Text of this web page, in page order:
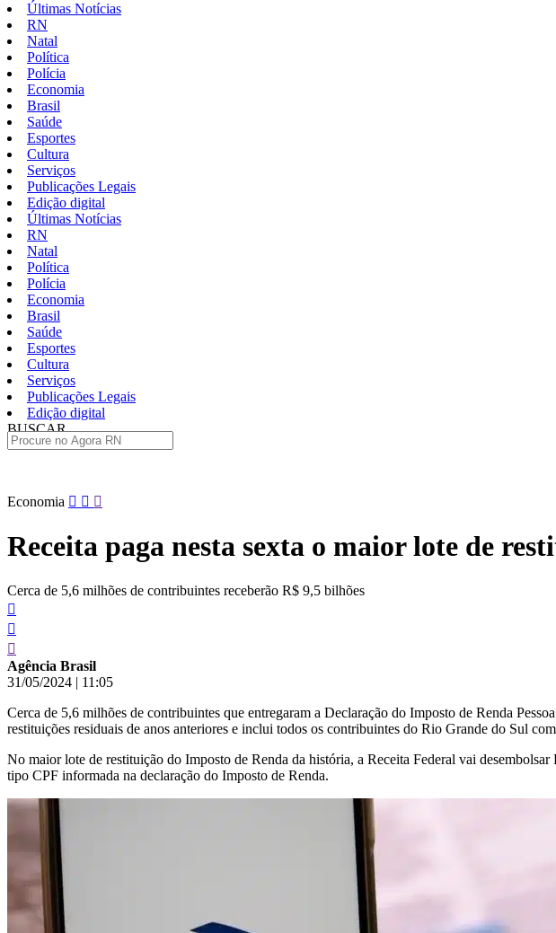
Últimas Notícias
RN
Natal
Política
Polícia
Economia
Brasil
Saúde
Esportes
Cultura
Serviços
Publicações Legais
Edição digital
Últimas Notícias
RN
Natal
Política
Polícia
Economia
Brasil
Saúde
Esportes
Cultura
Serviços
Publicações Legais
Edição digital
BUSCAR
Pular
conteúdo
Economia
Receita paga nesta sexta o maior lote de
Cerca de 5,6 milhões de contribuintes receberão R$ 9,5 bilhões
Agência Brasil
31/05/2024 | 11:05
Cerca de 5,6 milhões de contribuintes que entregaram a Declaração do Imposto de Renda
restituições residuais de anos anteriores e inclui todos os contribuintes do Rio Grande do Sul
No maior lote de restituição do Imposto de Renda da história, a Receita Federal vai
tipo CPF informada na declaração do Imposto de Renda.